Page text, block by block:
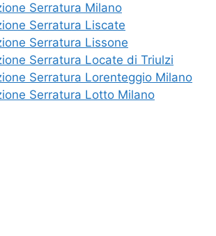
Serratura Milano
Serratura Liscate
Serratura Lissone
Serratura Locate di Triulzi
Serratura Lorenteggio Milano
Serratura Lotto Milano